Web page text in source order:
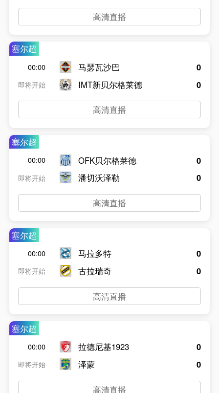
高清直播
塞尔超
00:00
即将开始
马瑟瓦沙巴
IMT新贝尔格莱德
0
0
高清直播
塞尔超
00:00
即将开始
OFK贝尔格莱德
潘切沃泽勒
0
0
高清直播
塞尔超
00:00
即将开始
马拉多特
古拉瑞奇
0
0
高清直播
塞尔超
00:00
即将开始
拉德尼基1923
泽蒙
0
0
高清直播